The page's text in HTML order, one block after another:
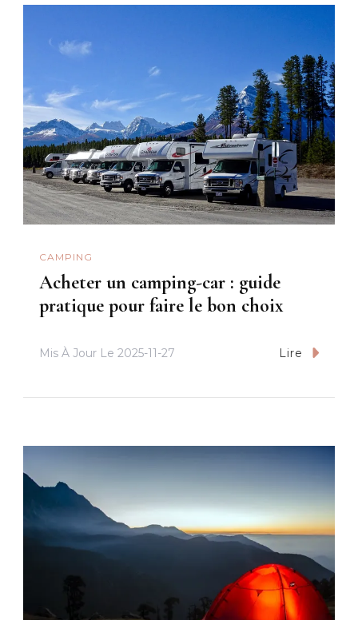
CAMPING
Acheter un camping-car : guide
pratique pour faire le bon choix
Mis À Jour Le 2025-11-27 Lire